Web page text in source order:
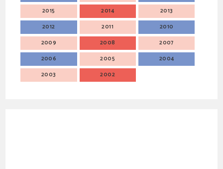
2015
2014
2013
2012
2011
2010
2009
2008
2007
2006
2005
2004
2003
2002